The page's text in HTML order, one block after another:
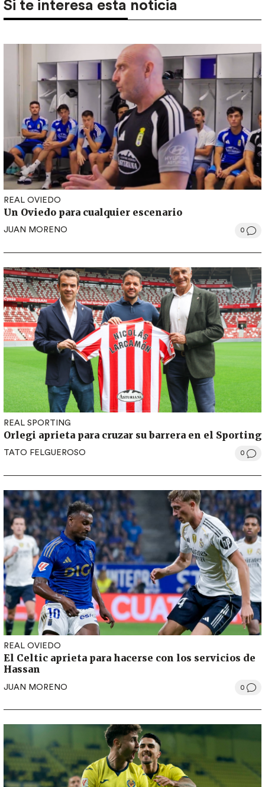
Si te interesa esta noticia
REAL OVIEDO
Un Oviedo para cualquier escenario
JUAN MORENO 0
REAL SPORTING
Orlegi aprieta para cruzar su barrera en el Sporting
TATO FELGUEROSO 0
REAL OVIEDO
El Celtic aprieta para hacerse con los servicios de
Hassan
JUAN MORENO 0